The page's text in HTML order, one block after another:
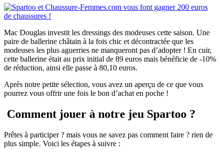
Mac Douglas investit les dressings des modeuses cette saison. Une
paire de ballerine châtain à la fois chic et décontractée que les
modeuses les plus aguerries ne manqueront pas d’adopter ! En cuir,
cette ballerine était au prix initial de 89 euros mais bénéficie de -10%
de réduction, ainsi elle passe à 80,10 euros.
Après notre petite sélection, vous avez un aperçu de ce que vous
pourrez vous offrir une fois le bon d’achat en poche !
Comment jouer à notre jeu Spartoo ?
Prêtes à participer ? mais vous ne savez pas comment faire ? rien de
plus simple. Voici les étapes à suivre :